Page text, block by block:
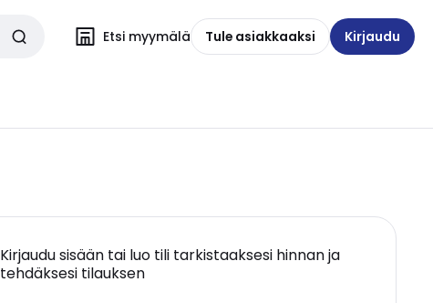
Etsi myymälä Tule asiakkaaksi Kirjaudu
Kirjaudu sisään tai luo tili tarkistaaksesi hinnan ja
tehdäksesi tilauksen